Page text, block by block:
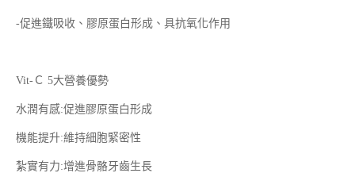
-促進鐵吸收、膠原蛋白形成、具抗氧化作用
Vit-Ｃ 5大營養優勢
水潤有感:促進膠原蛋白形成
機能提升:維持細胞緊密性
紮實有力:增進骨骼牙齒生長